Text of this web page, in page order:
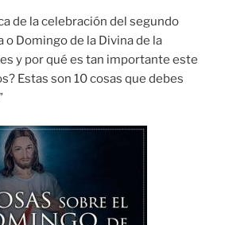
de la celebración del segundo
o Domingo de la Divina de la
y por qué es tan importante este
Estas son 10 cosas que debes